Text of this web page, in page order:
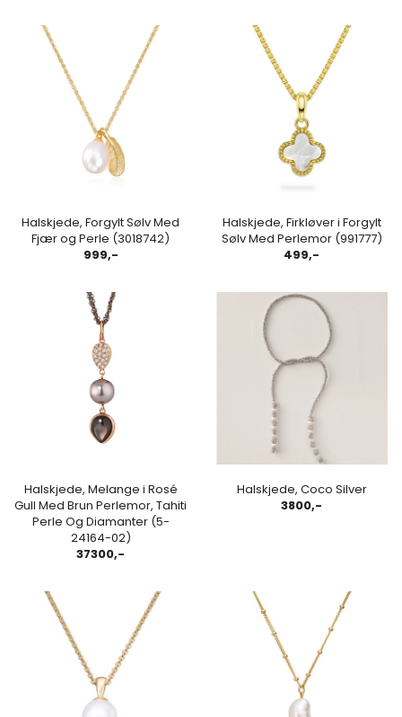
Halskjede, Forgylt Sølv Med
Fjær og Perle (3018742)
999,-
Halskjede, Firkløver i Forgylt
Sølv Med Perlemor (991777)
499,-
Halskjede, Melange i Rosé
Gull Med Brun Perlemor, Tahiti
Perle Og Diamanter (5-
24164-02)
37300,-
Halskjede, Coco Silver
3800,-